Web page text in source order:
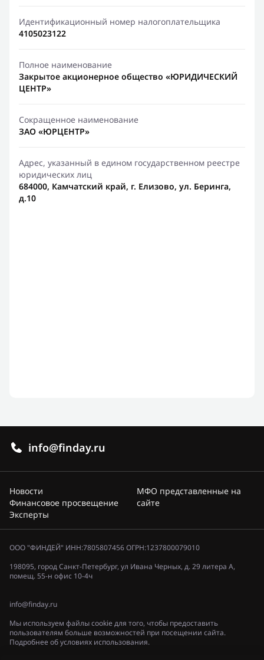
Идентификационный номер налогоплательщика
4105023122
Полное наименование
Закрытое акционерное общество «ЮРИДИЧЕСКИЙ
ЦЕНТР»
Сокращенное наименование
ЗАО «ЮРЦЕНТР»
Адрес, указанный в едином государственном реестре
юридических лиц
684000, Камчатский край, г. Елизово, ул. Беринга,
д.10
info@finday.ru
Новости
Финансовое просвещение
Эксперты
МФО представленные на
сайте
ООО "ФИНДЕЙ" ИНН:7805807456 ОГРН:1237800079010
198095, город Санкт-Петербург, ул Ивана Черных, д. 29 литера А,
помещ. 55-н офис 10-4ч
info@finday.ru
Мы используем файлы cookie для того, чтобы предоставить
пользователям больше возможностей при посещении сайта.
Подробнее об условиях использования.